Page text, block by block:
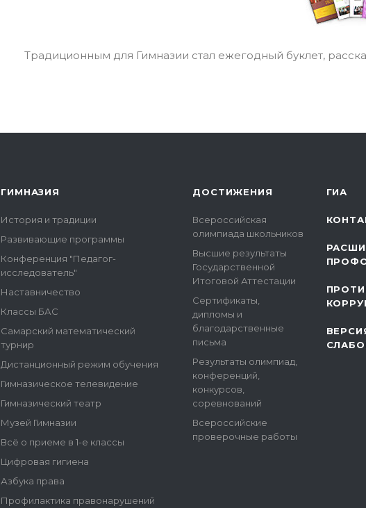
Традиционным для Гимназии стал ежегодный буклет,
ГИМНАЗИЯ
История и традиции
Развивающие программы
Конференция "Педагог-
исследователь"
Наставничество
Классы БАС
Самарский математический
турнир
Дистанционный режим обучения
Гимназическое телевидение
Гимназический театр
Музей Гимназии
Всё о приеме в 1-е классы
Цифровая гигиена
Азбука права
Профилактика правонарушений
ДОСТИЖЕНИЯ
Всероссийская
олимпиада школьников
Высшие результаты
Государственной
Итоговой Аттестации
Сертификаты,
дипломы и
благодарственные
письма
Результаты олимпиад,
конференций,
конкурсов,
соревнований
Всероссийские
проверочные работы
ГИА